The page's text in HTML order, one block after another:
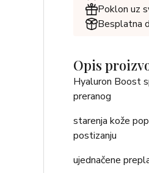
Poklon uz
Besplatna
Opis
Hyaluron Boost
preranog
starenja kože
postizanju
ujednačene